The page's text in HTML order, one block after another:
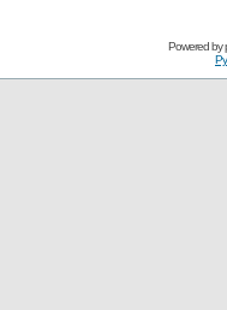
Powered by